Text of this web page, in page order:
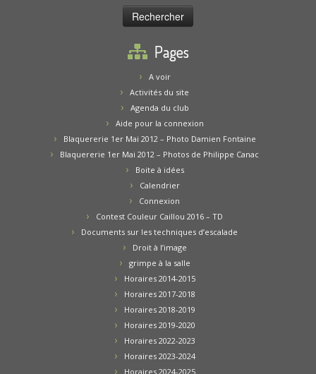
Pages
A voir
Activités du site
Agenda du club
Aide pour la connexion
Blaquererie 1er Mai 2012 – Photo Damien Fontaine
Blaquererie 1er Mai 2012 – Photos de Philippe Canac
Boite à idées
Calendrier
Connexion
Contest Couleur Caillou 2016 – TD
Documents sur les techniques d’escalade
Droit à l’image
grimpe à la salle
Horaires 2014-2015
Horaires 2017-2018
Horaires 2018-2019
Horaires 2019-2020
Horaires 2022-2023
Horaires 2023-2024
Horaires 2024-2025